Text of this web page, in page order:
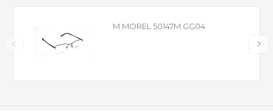
M MOREL 50147M GG04